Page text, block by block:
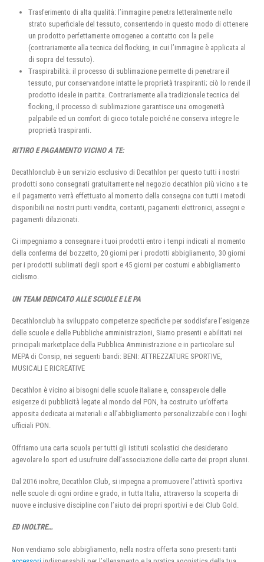
Trasferimento di alta qualità: l’immagine penetra letteralmente nello
strato superficiale del tessuto, consentendo in questo modo di ottenere
un prodotto perfettamente omogeneo a contatto con la pelle
(contrariamente alla tecnica del flocking, in cui l’immagine è applicata al
di sopra del tessuto).
Traspirabilità: il processo di sublimazione permette di penetrare il
tessuto, pur conservandone intatte le proprietà traspiranti; ciò lo rende il
prodotto ideale in partita. Contrariamente alla tradizionale tecnica del
flocking, il processo di sublimazione garantisce una omogeneità
palpabile ed un comfort di gioco totale poiché ne conserva integre le
proprietà traspiranti.
RITIRO E PAGAMENTO VICINO A TE:
Decathlonclub è un servizio esclusivo di Decathlon per questo tutti i nostri
prodotti sono consegnati gratuitamente nel negozio decathlon più vicino a te
e il pagamento verrà effettuato al momento della consegna con tutti i metodi
disponibili nei nostri punti vendita, contanti, pagamenti elettronici, assegni e
pagamenti dilazionati.
Ci impegniamo a consegnare i tuoi prodotti entro i tempi indicati al momento
della conferma del bozzetto, 20 giorni per i prodotti abbigliamento, 30 giorni
per i prodotti sublimati degli sport e 45 giorni per costumi e abbigliamento
ciclismo.
UN TEAM DEDICATO ALLE SCUOLE E LE PA
Decathlonclub ha sviluppato competenze specifiche per soddisfare l’esigenze
delle scuole e delle Pubbliche amministrazioni, Siamo presenti e abilitati nei
principali marketplace della Pubblica Amministrazione e in particolare sul
MEPA di Consip, nei seguenti bandi: BENI: ATTREZZATURE SPORTIVE,
MUSICALI E RICREATIVE
Decathlon è vicino ai bisogni delle scuole italiane e, consapevole delle
esigenze di pubblicità legate al mondo del PON, ha costruito un’offerta
apposita dedicata ai materiali e all’abbigliamento personalizzabile con i loghi
ufficiali PON.
Offriamo una carta scuola per tutti gli istituti scolastici che desiderano
agevolare lo sport ed usufruire dell’associazione delle carte dei propri alunni.
Dal 2016 inoltre, Decathlon Club, si impegna a promuovere l’attività sportiva
nelle scuole di ogni ordine e grado, in tutta Italia, attraverso la scoperta di
nuove e inclusive discipline con l’aiuto dei propri sportivi e dei Club Gold.
ED INOLTRE…
Non vendiamo solo abbigliamento, nella nostra offerta sono presenti tanti